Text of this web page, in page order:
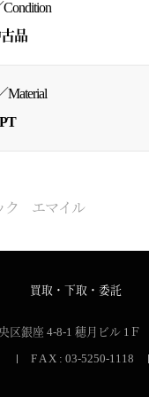
品
Material
PT
ク エマイル
買取・下取・委託
区銀座 4-8-1 穂月ビル 1Ｆ
F A X : 03-5250-1118